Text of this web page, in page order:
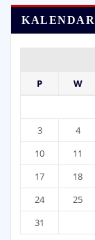
P
W
3
4
10
11
17
18
24
25
31